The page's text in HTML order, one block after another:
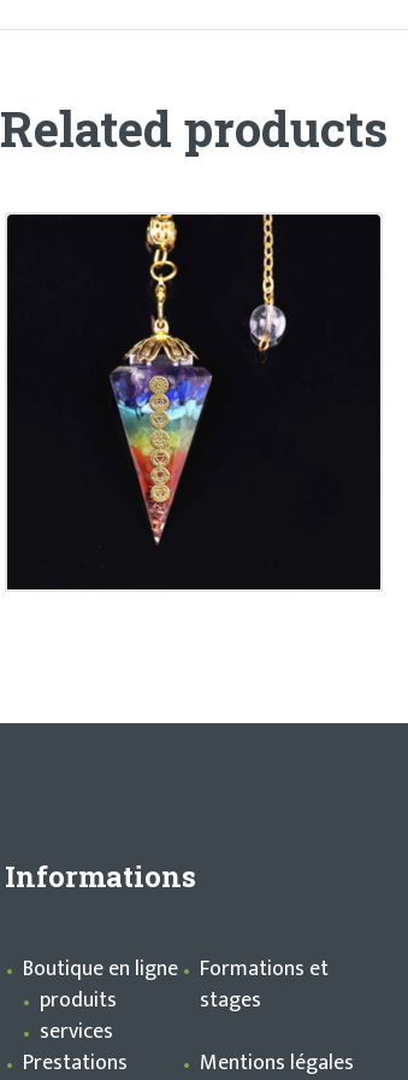
Related products
Pendule Hexagonal en
Orgonite
CHF25.00
Informations
Boutique en ligne
produits
services
Formations et
stages
Prestations
Mentions légales